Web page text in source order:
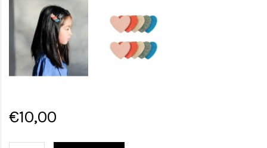
€10,00